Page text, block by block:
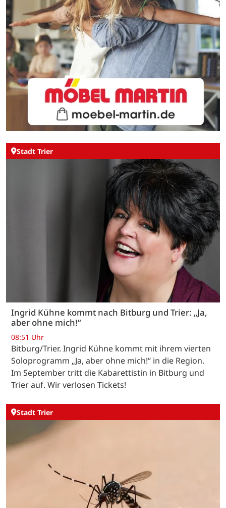
Stadt Trier
Ingrid Kühne kommt nach Bitburg und Trier: „Ja,
aber ohne mich!“
08:51 Uhr
Bitburg/Trier. Ingrid Kühne kommt mit ihrem vierten
Soloprogramm „Ja, aber ohne mich!“ in die Region.
Im September tritt die Kabarettistin in Bitburg und
Trier auf. Wir verlosen Tickets!
Stadt Trier